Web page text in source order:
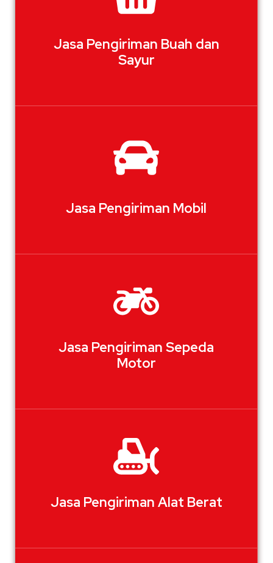
Jasa Pengiriman Buah dan
Sayur
Jasa Pengiriman Mobil
Jasa Pengiriman Sepeda
Motor
Jasa Pengiriman Alat Berat